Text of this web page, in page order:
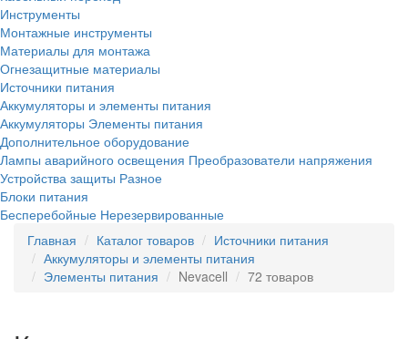
Инструменты
Монтажные инструменты
Материалы для монтажа
Огнезащитные материалы
Источники питания
Аккумуляторы и элементы питания
Аккумуляторы Элементы питания
Дополнительное оборудование
Лампы аварийного освещения Преобразователи напряжения
Устройства защиты Разное
Блоки питания
Бесперебойные Нерезервированные
Главная
Каталог товаров
Источники питания
Аккумуляторы и элементы питания
Элементы питания
Nevacell 72 товаров